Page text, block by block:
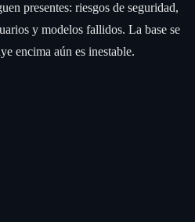
presentes: riesgos de seguridad,
y modelos fallidos. La base se
encima aún es inestable.